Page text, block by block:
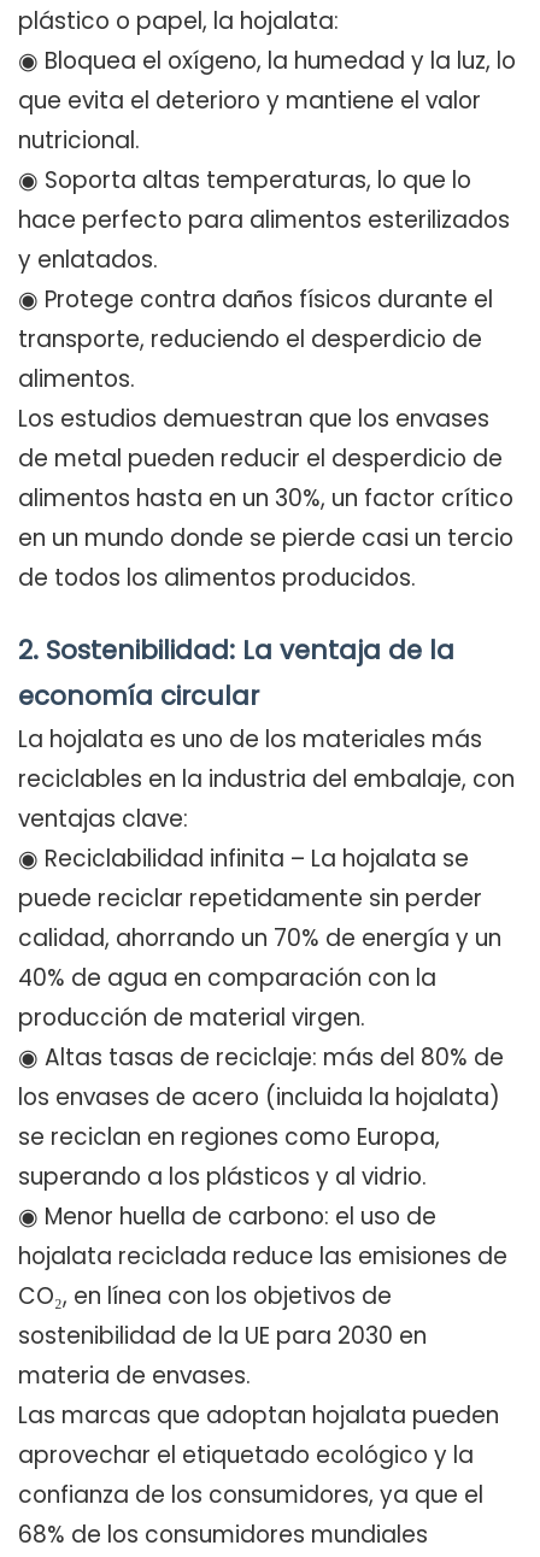
plástico o papel, la hojalata:
◉ Bloquea el oxígeno, la humedad y la luz, lo
que evita el deterioro y mantiene el valor
nutricional.
◉ Soporta altas temperaturas, lo que lo
hace perfecto para alimentos esterilizados
y enlatados.
◉ Protege contra daños físicos durante el
transporte, reduciendo el desperdicio de
alimentos.
Los estudios demuestran que los envases
de metal pueden reducir el desperdicio de
alimentos hasta en un 30%, un factor crítico
en un mundo donde se pierde casi un tercio
de todos los alimentos producidos.
2. Sostenibilidad: La ventaja de la
economía circular
La hojalata es uno de los materiales más
reciclables en la industria del embalaje, con
ventajas clave:
◉ Reciclabilidad infinita – La hojalata se
puede reciclar repetidamente sin perder
calidad, ahorrando un 70% de energía y un
40% de agua en comparación con la
producción de material virgen.
◉ Altas tasas de reciclaje: más del 80% de
los envases de acero (incluida la hojalata)
se reciclan en regiones como Europa,
superando a los plásticos y al vidrio.
◉ Menor huella de carbono: el uso de
hojalata reciclada reduce las emisiones de
CO₂, en línea con los objetivos de
sostenibilidad de la UE para 2030 en
materia de envases.
Las marcas que adoptan hojalata pueden
aprovechar el etiquetado ecológico y la
confianza de los consumidores, ya que el
68% de los consumidores mundiales